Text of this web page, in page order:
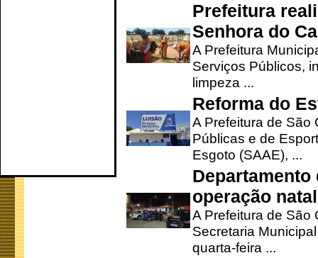
Prefeitura
Senhora do
A Prefeitura
Serviços Públicos,
limpeza ...
Reforma do
A Prefeitura de São
Públicas e de
Esgoto (SAAE), ...
operação
A Prefeitura de São
Secretaria
quarta-feira ...